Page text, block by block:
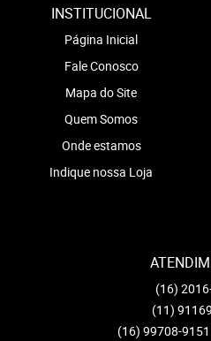
INSTITUCIONAL
Página Inicial
Fale Conosco
Mapa do Site
Quem Somos
Onde estamos
Indique nossa Loja
(16)
(11)
(16) 99708-9151